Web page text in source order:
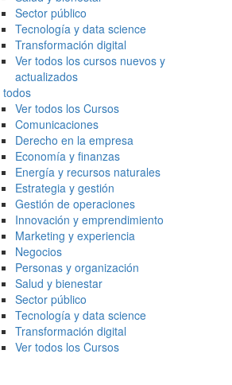
Sector público
Tecnología y data science
Transformación digital
Ver todos los cursos nuevos y
actualizados
todos
Ver todos los Cursos
Comunicaciones
Derecho en la empresa
Economía y finanzas
Energía y recursos naturales
Estrategia y gestión
Gestión de operaciones
Innovación y emprendimiento
Marketing y experiencia
Negocios
Personas y organización
Salud y bienestar
Sector público
Tecnología y data science
Transformación digital
Ver todos los Cursos